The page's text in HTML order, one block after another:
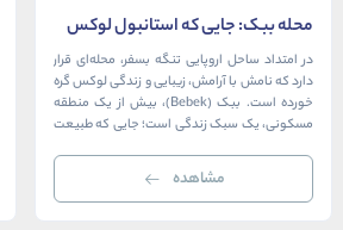
محله ببک: جایی که استانبول لوکس
در آغوش بسفر آرام می‌گیرد
در امتداد ساحل اروپایی تنگه بسفر، محله‌ای قرار
دارد که نامش با آرامش، زیبایی و زندگی لوکس گره
خورده است. ببک (Bebek)، بیش از یک منطقه
مسکونی، یک سبک زندگی است؛ جایی که طبیعت
رستوران‌ها و ویلاها در هم آمیخته و تصویری
بی‌نظیر از استانبول معاصر را به […]
مشاهده